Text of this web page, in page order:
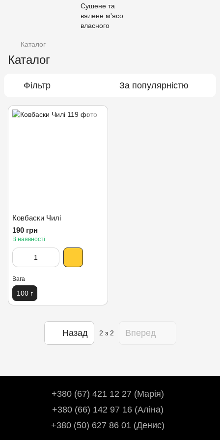
Каталог
Каталог
Фільтр За популярністю
Ковбаски Чилі
190 грн
В наявності
Вага
100 г
Назад 2 з 2 Вперед
+380 (67) 421 12 27 (Марія)
+380 (66) 142 97 16 (Аліна)
+380 (50) 627 86 01 (Денис)